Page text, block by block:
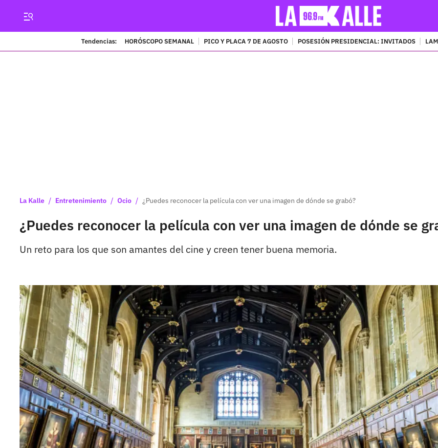
Tendencias: HORÓSCOPO SEMANAL PICO Y PLACA 7 DE AGOSTO POSESIÓN PRESIDENCIAL: INVITADOS
La Kalle / Entretenimiento / Ocio / ¿Puedes reconocer la película con ver una imagen de dónde se grabó?
¿Puedes reconocer la película con ver una imagen de dónde se
Un reto para los que son amantes del cine y creen tener buena memoria.